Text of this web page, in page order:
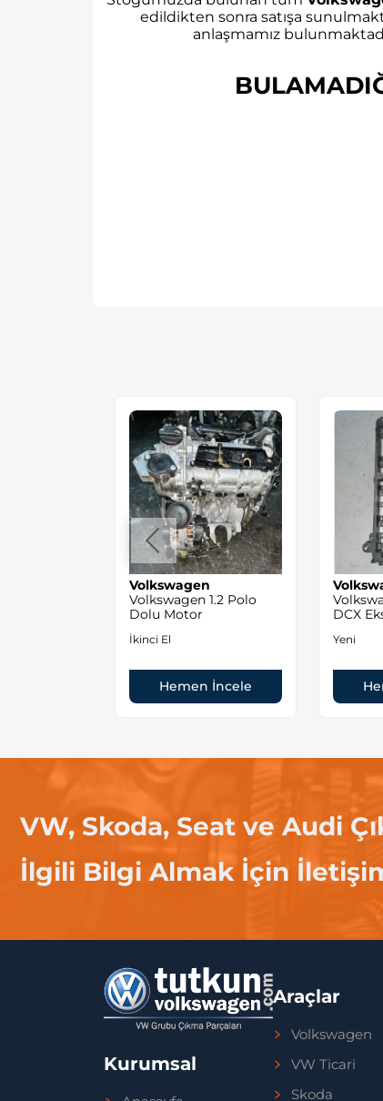
edildikten sonra satışa
anlaşmamız
Volkswagen
Volkswagen 1.2 Polo
Dolu Motor
İkinci El
Hemen İncele
DCX
Yeni
VW, Skoda, Seat ve Audi
İlgili Bilgi Almak İçin
Kurumsal
Araçlar
Volkswagen
VW Ticari
Skoda